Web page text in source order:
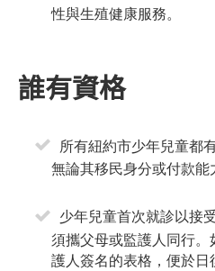
性與生殖健康服務。
誰有資格
所有紐約市少年兒童都
無論其移民身分或付款能
少年兒童首次就診以接
須攜父母或監護人同行
護人簽名的表格，便於日